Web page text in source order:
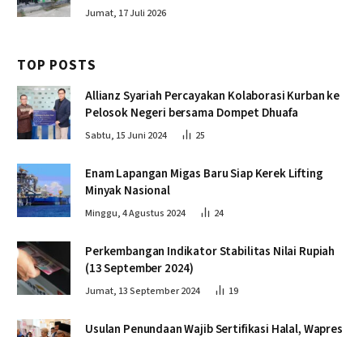
Jumat, 17 Juli 2026
TOP POSTS
Allianz Syariah Percayakan Kolaborasi Kurban ke
Pelosok Negeri bersama Dompet Dhuafa
Sabtu, 15 Juni 2024 25
Enam Lapangan Migas Baru Siap Kerek Lifting
Minyak Nasional
Minggu, 4 Agustus 2024 24
Perkembangan Indikator Stabilitas Nilai Rupiah
(13 September 2024)
Jumat, 13 September 2024 19
Usulan Penundaan Wajib Sertifikasi Halal, Wapres